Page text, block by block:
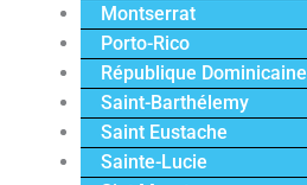
Montserrat
Porto-Rico
République Dominicaine
Saint-Barthélemy
Saint Eustache
Sainte-Lucie